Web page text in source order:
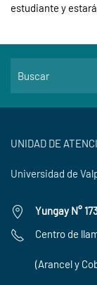
estudiante y
UNIDAD DE
Universidad de
Yungay N°
Centro de
(Arancel y